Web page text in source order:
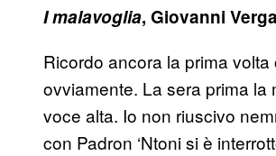
I malavoglia, Giovanni Verga
Ricordo ancora la prima
ovviamente. La sera prima la
voce alta. Io non riuscivo
con Padron ‘Ntoni si è